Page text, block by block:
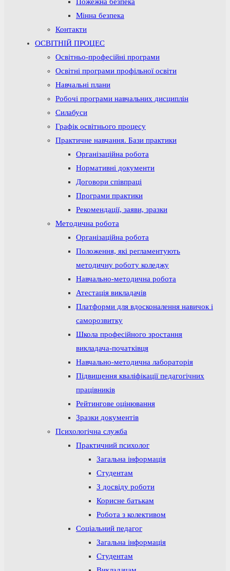
Мінна безпека
Контакти
ОСВІТНІЙ ПРОЦЕС
Освітньо-професійні програми
Освітні програми профільної освіти
Навчальні плани
Робочі програми навчальних дисциплін
Силабуси
Графік освітнього процесу
Практичне навчання. Бази практики
Організаційна робота
Нормативні документи
Договори співпраці
Програми практики
Рекомендації, заяви, зразки
Методична робота
Організаційна робота
Положення, які регламентують
методичну роботу коледжу
Навчально-методична робота
Атестація викладачів
Платформи для вдосконалення навичок і
саморозвитку
Школа професійного зростання
викладача-початківця
Навчально-методична лабораторія
Підвищення кваліфікації педагогічних
працівників
Рейтингове оцінювання
Зразки документів
Психологічна служба
Практичний психолог
Загальна інформація
Студентам
З досвіду роботи
Корисне батькам
Робота з колективом
Соціальний педагог
Загальна інформація
Студентам